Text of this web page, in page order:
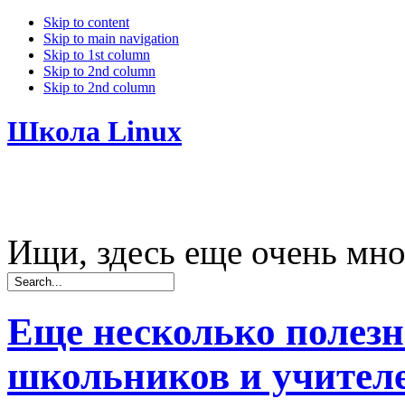
Skip to content
Skip to main navigation
Skip to 1st column
Skip to 2nd column
Skip to 2nd column
Школа Linux
Ищи, здесь еще очень
Еще несколько
школьников и